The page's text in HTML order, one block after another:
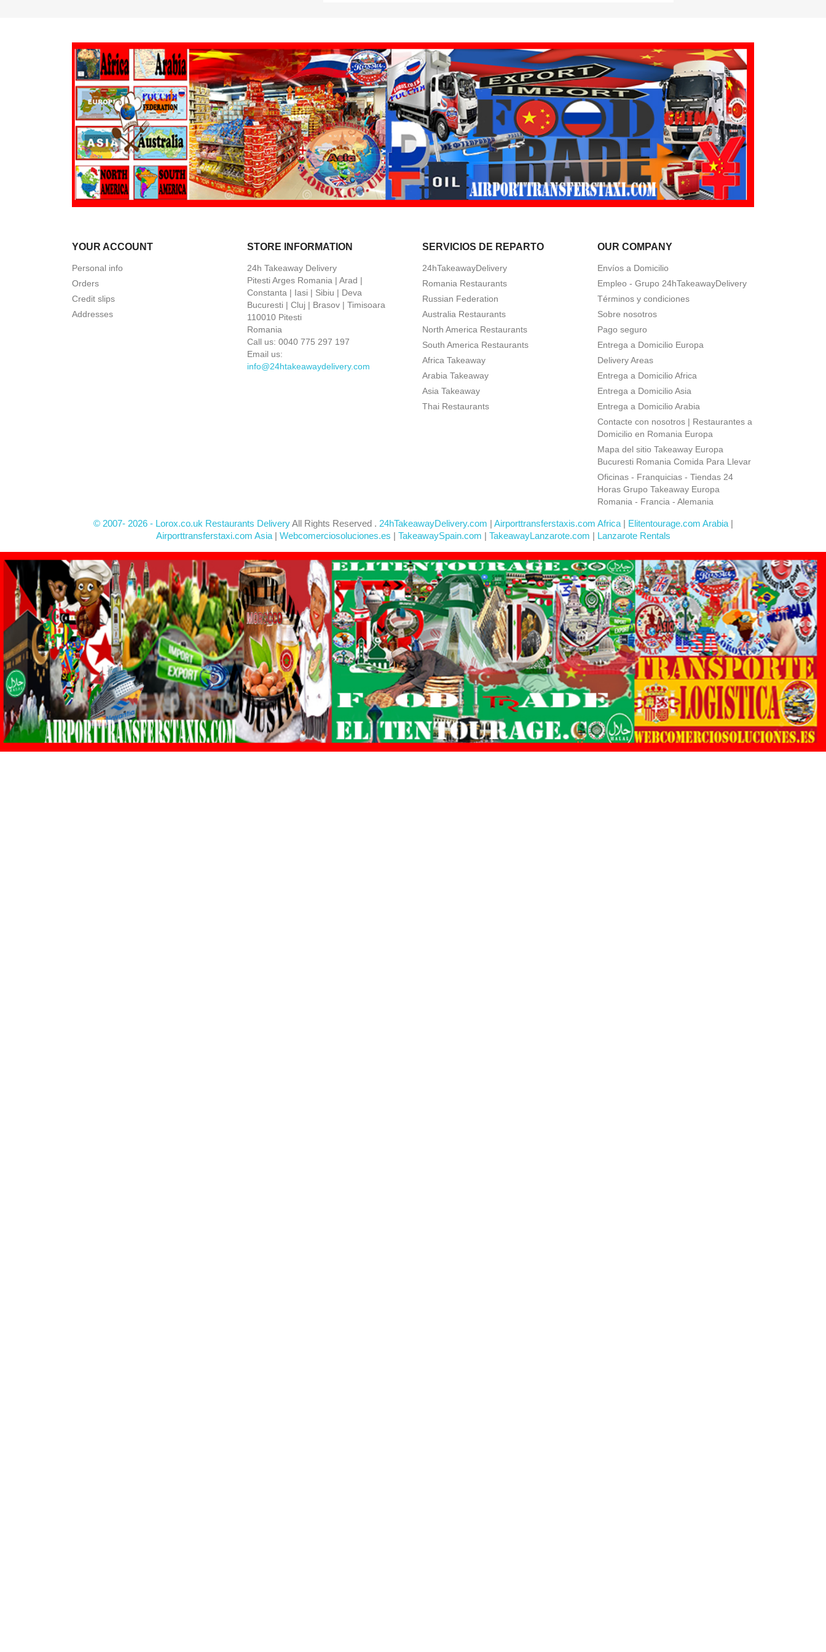
YOUR ACCOUNT
Personal info
Orders
Credit slips
Addresses
STORE INFORMATION
24h Takeaway Delivery
Pitesti Arges Romania | Arad |
Constanta | Iasi | Sibiu | Deva
Bucuresti | Cluj | Brasov | Timisoara
110010 Pitesti
Romania
Call us: 0040 775 297 197
Email us:
info@24htakeawaydelivery.com
SERVICIOS DE REPARTO
24hTakeawayDelivery
Romania Restaurants
Russian Federation
Australia Restaurants
North America Restaurants
South America Restaurants
Africa Takeaway
Arabia Takeaway
Asia Takeaway
Thai Restaurants
OUR COMPANY
Envíos a Domicilio
Empleo - Grupo 24hTakeawayDelivery
Términos y condiciones
Sobre nosotros
Pago seguro
Entrega a Domicilio Europa
Delivery Areas
Entrega a Domicilio Africa
Entrega a Domicilio Asia
Entrega a Domicilio Arabia
Contacte con nosotros | Restaurantes a
Domicilio en Romania Europa
Mapa del sitio Takeaway Europa
Bucuresti Romania Comida Para Llevar
Oficinas - Franquicias - Tiendas 24
Horas Grupo Takeaway Europa
Romania - Francia - Alemania
© 2007- 2026 - Lorox.co.uk Restaurants DeliveryAll Rights Reserved . 24hTakeawayDelivery.com | Airporttransferstaxis.com Africa| Elitentourage.com Arabia|
Airporttransferstaxi.com Asia | Webcomerciosoluciones.es | TakeawaySpain.com | TakeawayLanzarote.com | Lanzarote Rentals